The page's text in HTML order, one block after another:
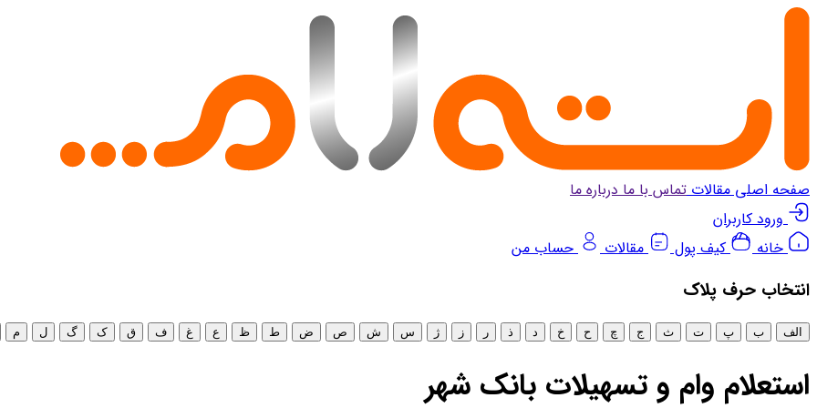
صفحه اصلیمقالاتتماس با مادرباره ما
ورود کاربران
خانه
کیف پول مقالات حساب من
انتخاب‌ حرف پلاک
الف ب پ ت ث ج چ ح خ د ذ ر ز ژ س ش ص ض ط ظ ع غ ف ق ک گ ل م
استعلام وام و تسهیلات بانک شهر